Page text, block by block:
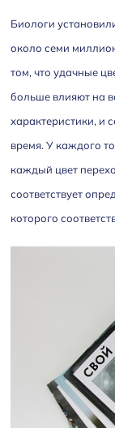
Биологи
около семи
том, что удачные
больше влияют на
характеристики, и
время. У каждого
каждый цвет
соответствует
которого